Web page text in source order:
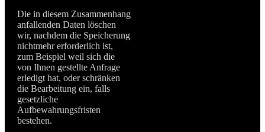
Die in diesem Zusammenhang
anfallenden Daten löschen
wir, nachdem die Speicherung
nichtmehr erforderlich ist,
zum Beispiel weil sich die
von Ihnen gestellte Anfrage
erledigt hat, oder schränken
die Bearbeitung ein, falls
gesetzliche
Aufbewahrungsfristen
bestehen.